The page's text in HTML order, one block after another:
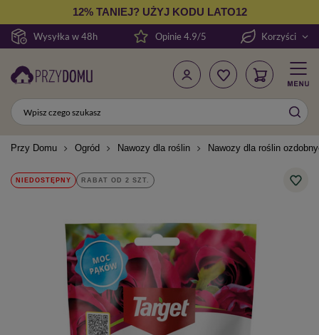
Wysyłka w 48h
12% TANIEJ? UŻYJ KODU LATO12
Opinie 4.9/5 Korzyści
Przy Domu Ogród Nawozy dla roślin Nawozy dla roślin
NIEDOSTĘPNY RABAT OD 2 SZT.